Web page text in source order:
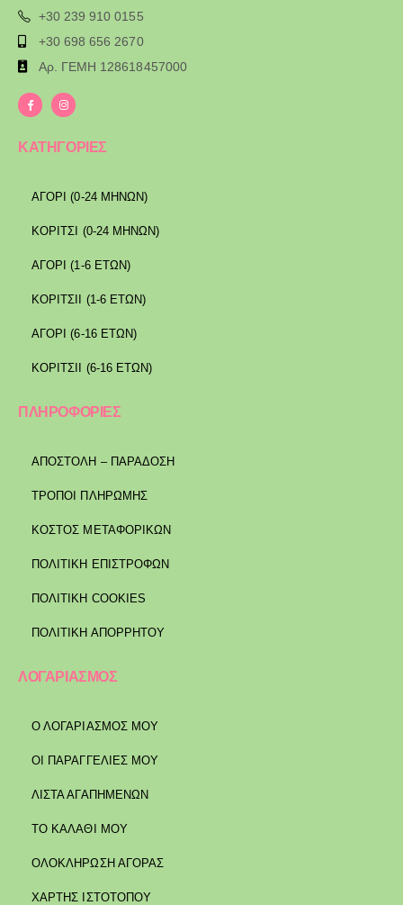
+30 239 910 0155
+30 698 656 2670
Αρ. ΓΕΜΗ 128618457000
ΚΑΤΗΓΟΡΙΕΣ
ΑΓΟΡΙ (0-24 ΜΗΝΩΝ)
ΚΟΡΙΤΣΙ (0-24 ΜΗΝΩΝ)
ΑΓΟΡΙ (1-6 ΕΤΩΝ)
ΚΟΡΙΤΣΙΙ (1-6 ΕΤΩΝ)
ΑΓΟΡΙ (6-16 ΕΤΩΝ)
ΚΟΡΙΤΣΙΙ (6-16 ΕΤΩΝ)
ΠΛΗΡΟΦΟΡΙΕΣ
ΑΠΟΣΤΟΛΉ – ΠΑΡΆΔΟΣΗ
ΤΡΌΠΟΙ ΠΛΗΡΩΜΉΣ
ΚΌΣΤΟΣ ΜΕΤΑΦΟΡΙΚΏΝ
ΠΟΛΙΤΙΚΉ ΕΠΙΣΤΡΟΦΏΝ
ΠΟΛΙΤΙΚΉ COOKIES
ΠΟΛΙΤΙΚΉ ΑΠΟΡΡΉΤΟΥ
ΛΟΓΑΡΙΑΣΜΟΣ
Ο ΛΟΓΑΡΙΑΣΜΟΣ ΜΟΥ
ΟΙ ΠΑΡΑΓΓΕΛΙΕΣ ΜΟΥ
ΛΙΣΤΑ ΑΓΑΠΗΜΕΝΩΝ
ΤΟ ΚΑΛΑΘΙ ΜΟΥ
ΟΛΟΚΛΗΡΩΣΗ ΑΓΟΡΑΣ
ΧΑΡΤΗΣ ΙΣΤΟΤΟΠΟΥ